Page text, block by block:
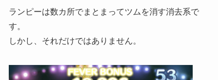
ランピーは数カ所でまとまってツムを消す消去系で
す。
しかし、それだけではありません。